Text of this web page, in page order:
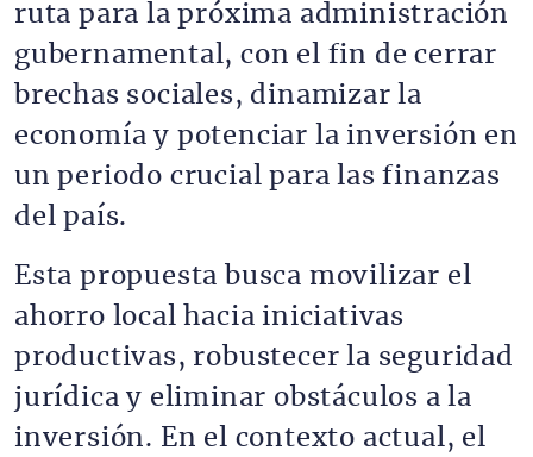
ruta para la próxima administración
gubernamental, con el fin de cerrar
brechas sociales, dinamizar la
economía y potenciar la inversión en
un periodo crucial para las finanzas
del país.
Esta propuesta busca movilizar el
ahorro local hacia iniciativas
productivas, robustecer la seguridad
jurídica y eliminar obstáculos a la
inversión. En el contexto actual, el